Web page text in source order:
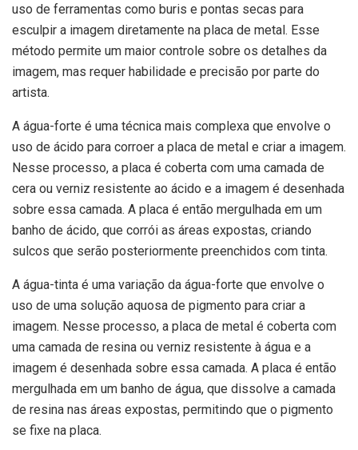
uso de ferramentas como buris e pontas secas para
esculpir a imagem diretamente na placa de metal. Esse
método permite um maior controle sobre os detalhes da
imagem, mas requer habilidade e precisão por parte do
artista.
A água-forte é uma técnica mais complexa que envolve o
uso de ácido para corroer a placa de metal e criar a imagem.
Nesse processo, a placa é coberta com uma camada de
cera ou verniz resistente ao ácido e a imagem é desenhada
sobre essa camada. A placa é então mergulhada em um
banho de ácido, que corrói as áreas expostas, criando
sulcos que serão posteriormente preenchidos com tinta.
A água-tinta é uma variação da água-forte que envolve o
uso de uma solução aquosa de pigmento para criar a
imagem. Nesse processo, a placa de metal é coberta com
uma camada de resina ou verniz resistente à água e a
imagem é desenhada sobre essa camada. A placa é então
mergulhada em um banho de água, que dissolve a camada
de resina nas áreas expostas, permitindo que o pigmento
se fixe na placa.